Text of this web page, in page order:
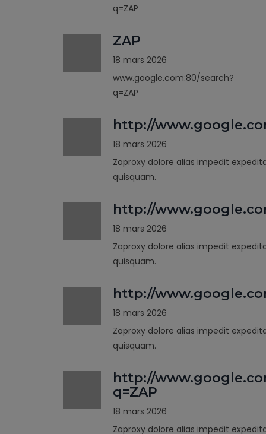
q=ZAP
ZAP
18 mars 2026
www.google.com:80/search?
q=ZAP
http://
18 mars 2026
Zaproxy dolore alias impedit
quisquam.
http://
18 mars 2026
Zaproxy dolore alias impedit
quisquam.
http://
18 mars 2026
Zaproxy dolore alias impedit
quisquam.
http://
q=ZAP
18 mars 2026
Zaproxy dolore alias impedit